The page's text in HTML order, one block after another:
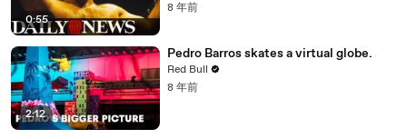
0:55
8 年前
2:12
Pedro Barros skates a virtual globe.
Red Bull
8 年前